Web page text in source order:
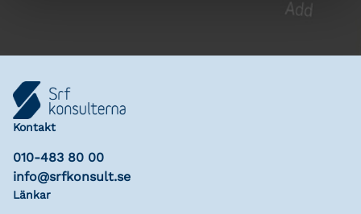
Kontakt
010-483 80 00
info@srfkonsult.se
Länkar